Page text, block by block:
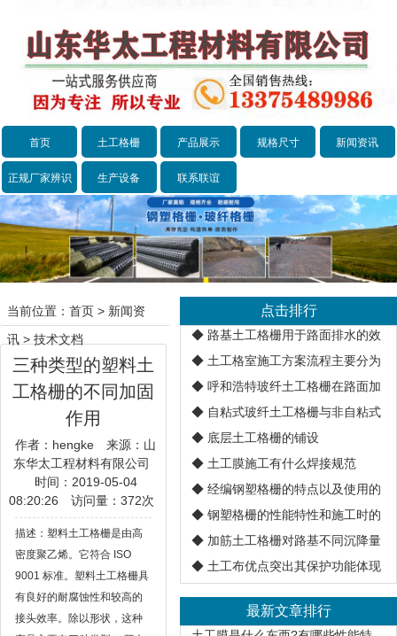
首页 土工格栅 产品展示 规格尺寸 新闻资讯
正规厂家辨识 生产设备 联系联谊
点击排行
◆ 路基土工格栅用于路面排水的效
◆ 土工格室施工方案流程主要分为
◆ 呼和浩特玻纤土工格栅在路面加
◆ 自粘式玻纤土工格栅与非自粘式
◆ 底层土工格栅的铺设
◆ 土工膜施工有什么焊接规范
◆ 经编钢塑格栅的特点以及使用的
◆ 钢塑格栅的性能特性和施工时的
◆ 加筋土工格栅对路基不同沉降量
◆ 土工布优点突出其保护功能体现
最新文章排行
当前位置： 首页 > 新闻资
讯 > 技术文档
三种类型的塑料土
工格栅的不同加固
作用
作者：hengke
来源：山
东华太工程材料有限公司
时间：2019-05-04
08:20:26
访问量： 372次
描述：塑料土工格栅是由高
密度聚乙烯。它符合 ISO
9001 标准。塑料土工格栅具
有良好的耐腐蚀性和较高的
接头效率。除以形状，这种